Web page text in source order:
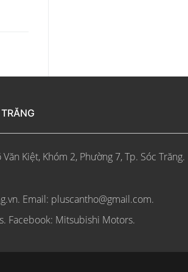
Kiệt, Khóm 2, Phường 7, Tp. Sóc Trăng.
Email: pluscantho@gmail.com.
Facebook: Mitsubishi Motors.